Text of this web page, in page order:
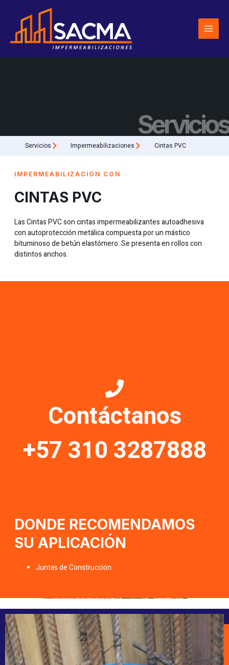
contenido
Servicios
Servicios Impermeabilizaciones Cintas PVC
IMPERMEABILIZACIÓN CON
CINTAS PVC
Las Cintas PVC son cintas impermeabilizantes autoadhesiva
con autoprotección metálica compuesta por un mástico
bituminoso de betún elastómero. Se presenta en rollos con
distintos anchos.
Contáctanos
+57 310 3287888
DONDE RECOMENDAMOS
SU APLICACIÓN
Juntas de Construcción